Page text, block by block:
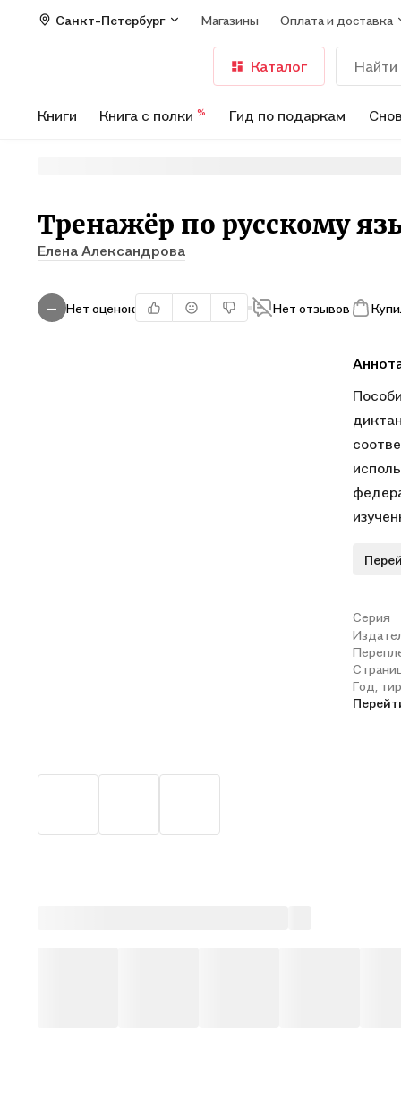
Санкт-Петербург Магазины Оплата и доставка
Каталог
Книги Книга с полки % Гид по подаркам
Тренажёр по русскому
Елена Александрова
— Нет оценок Нет отзывов
Серия
Год,